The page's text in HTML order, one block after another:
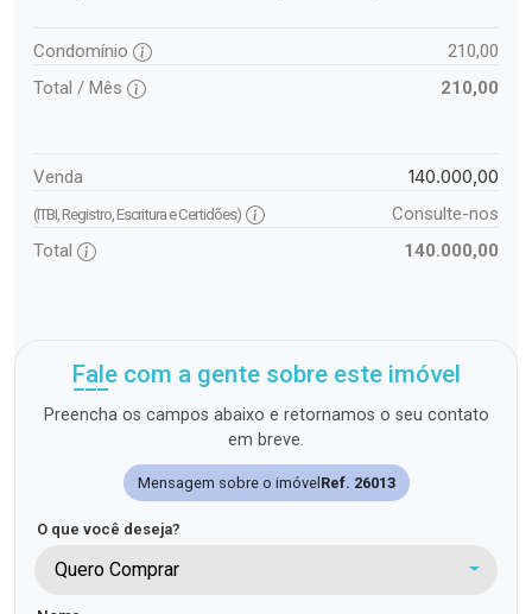
Condomínio
210,00
Total / Mês
210,00
Venda 140.000,00
(ITBI, Registro, Escritura e Certidões)
Consulte-nos
Total
140.000,00
Fale com a gente sobre este imóvel
Preencha os campos abaixo e retornamos o seu contato
em breve.
Mensagem sobre o imóvelRef. 26013
O que você deseja?
Quero Comprar